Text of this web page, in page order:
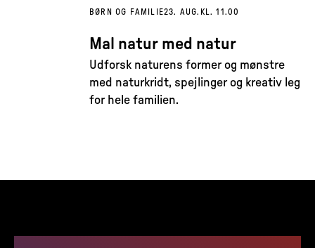
BØRN OG FAMILIE23. AUG. KL. 11.00
Mal natur med natur
Udforsk naturens former og mønstre
med naturkridt, spejlinger og kreativ leg
for hele familien.